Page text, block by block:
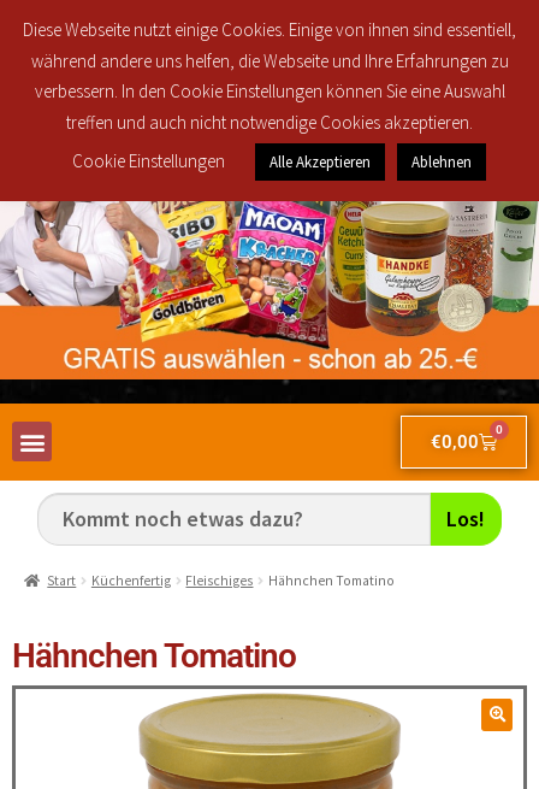
und 30916 ab 25€ brutto Bestellwert für nur 2,50€!
€0,00
0
Los!
Start Küchenfertig Fleischiges Hähnchen Tomatino
Hähnchen Tomatino
Diese Webseite nutzt einige Cookies. Einige von ihnen sind essentiell,
während andere uns helfen, die Webseite und Ihre Erfahrungen zu
verbessern. In den Cookie Einstellungen können Sie eine Auswahl
treffen und auch nicht notwendige Cookies akzeptieren.
Cookie Einstellungen
Alle Akzeptieren Ablehnen